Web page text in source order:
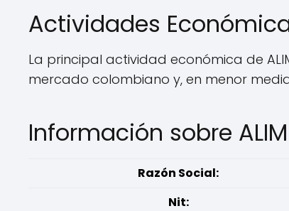
Actividades
La principal actividad económica de
mercado colombiano y, en menor
Información sobre
Razón Social:
Nit: